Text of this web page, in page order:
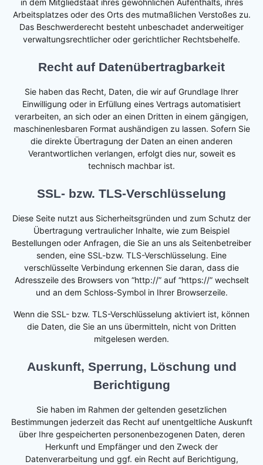
in dem Mitgliedstaat ihres gewöhnlichen Aufenthalts, ihres
Arbeitsplatzes oder des Orts des mutmaßlichen Verstoßes zu.
Das Beschwerderecht besteht unbeschadet anderweitiger
verwaltungsrechtlicher oder gerichtlicher Rechtsbehelfe.
Recht auf Datenübertragbarkeit
Sie haben das Recht, Daten, die wir auf Grundlage Ihrer
Einwilligung oder in Erfüllung eines Vertrags automatisiert
verarbeiten, an sich oder an einen Dritten in einem gängigen,
maschinenlesbaren Format aushändigen zu lassen. Sofern Sie
die direkte Übertragung der Daten an einen anderen
Verantwortlichen verlangen, erfolgt dies nur, soweit es
technisch machbar ist.
SSL- bzw. TLS-Verschlüsselung
Diese Seite nutzt aus Sicherheitsgründen und zum Schutz der
Übertragung vertraulicher Inhalte, wie zum Beispiel
Bestellungen oder Anfragen, die Sie an uns als Seitenbetreiber
senden, eine SSL-bzw. TLS-Verschlüsselung. Eine
verschlüsselte Verbindung erkennen Sie daran, dass die
Adresszeile des Browsers von “http://” auf “https://” wechselt
und an dem Schloss-Symbol in Ihrer Browserzeile.
Wenn die SSL- bzw. TLS-Verschlüsselung aktiviert ist, können
die Daten, die Sie an uns übermitteln, nicht von Dritten
mitgelesen werden.
Auskunft, Sperrung, Löschung und
Berichtigung
Sie haben im Rahmen der geltenden gesetzlichen
Bestimmungen jederzeit das Recht auf unentgeltliche Auskunft
über Ihre gespeicherten personenbezogenen Daten, deren
Herkunft und Empfänger und den Zweck der
Datenverarbeitung und ggf. ein Recht auf Berichtigung,